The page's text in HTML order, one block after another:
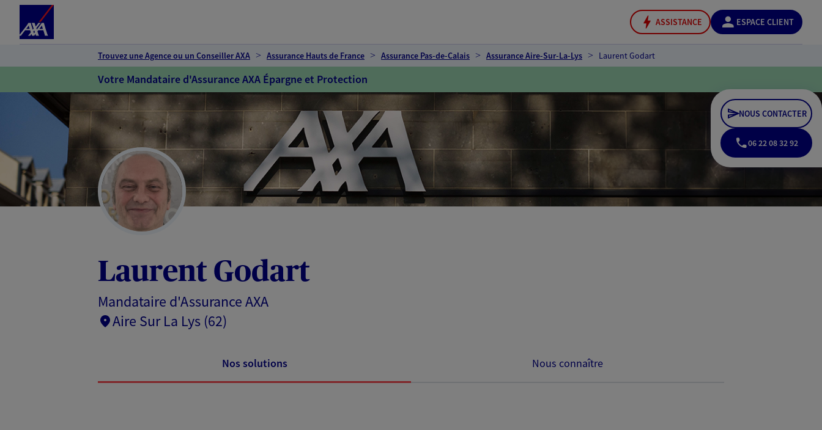
ASSISTANCE ESPACE CLIENT
Trouvez une Agence ou un Conseiller AXA Assurance Hauts de France Assurance Pas-de-Calais Assurance Aire-Sur-La-Lys Laurent Godart
Votre Mandataire d'Assurance AXA Épargne et Protection
Laurent Godart
Mandataire d'Assurance AXA
Aire Sur La Lys (62)
NOUS CONTACTER
06 22 08 32 92
Nos solutions Nous connaître